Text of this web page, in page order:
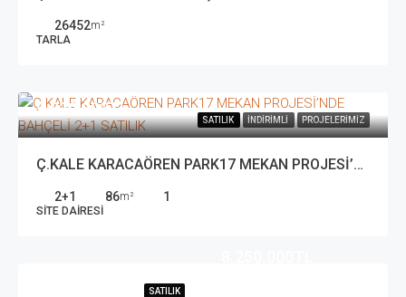
26452m²
TARLA
SATILIK İNDIRIMLI PROJELERIMIZ
9.839.893TL
Ç.KALE KARACAÖREN PARK17 MEKAN PROJESİ’NDE BAHÇELİ 2+1 SATILIK
2+1 86m² 1
SITE DAIRESI
SATILIK